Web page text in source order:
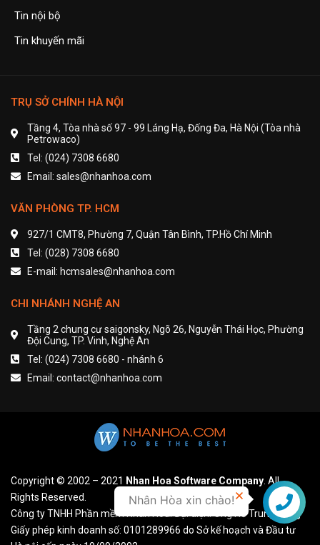
Tin nội bộ
Tin khuyến mãi
TRỤ SỞ CHÍNH HÀ NỘI
Tầng 4, Tòa nhà số 97 - 99 Láng Hạ, Đống Đa, Hà Nội (Tòa nhà
Petrowaco)
Tel: (024) 7308 6680
Email: sales@nhanhoa.com
VĂN PHÒNG TP. HCM
927/1 CMT8, Phường 7, Quận Tân Bình, TP.Hồ Chí Minh
Tel: (028) 7308 6680
E-mail: hcmsales@nhanhoa.com
CHI NHÁNH NGHỆ AN
Tầng 2 chung cư saigonsky, Ngõ 26, Nguyễn Thái Học, Phường
Đội Cung, TP. Vinh, Nghệ An
Tel: (024) 7308 6680 - nhánh 6
Email: contact@nhanhoa.com
Copyright © 2002 – 2021 Nhan Hoa Software Company. All
Rights Reserved.
Công ty TNHH Phần mềm Nhân Hòa. Đại diện: Ông Hồ Trung Dũng
Giấy phép kinh doanh số: 0101289966 do Sở kế hoạch và Đầu tư
Liên hệ
Nhân Hòa xin chào!